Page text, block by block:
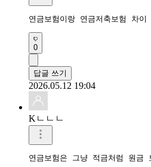
연금보험이랑 연금저축보험 차
0
답글 쓰기
2026.05.12 19:04
Kㄴㄴㄴ